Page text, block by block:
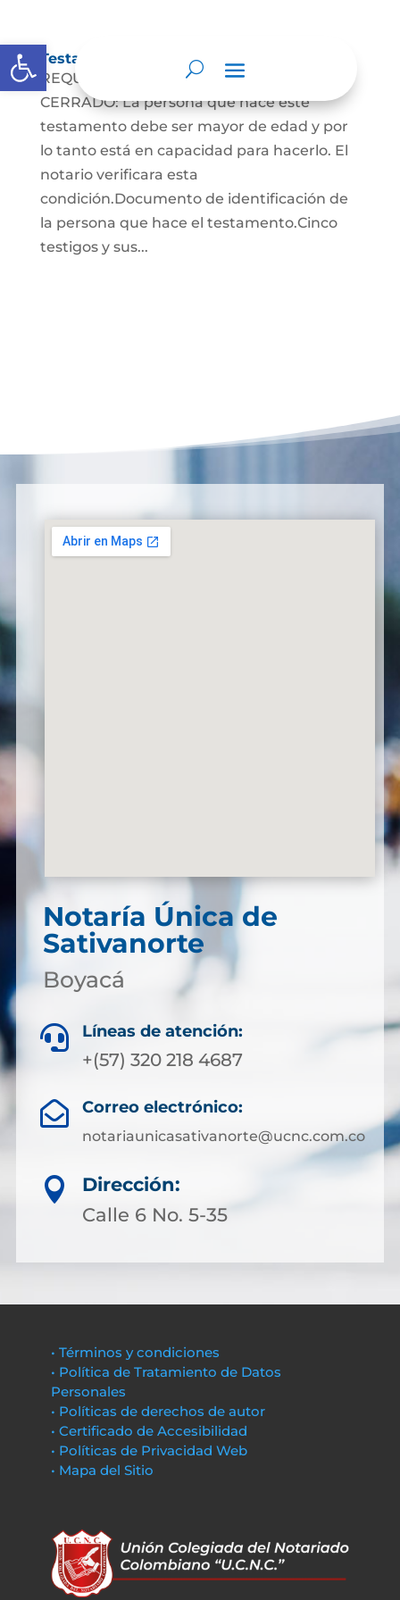
Abrir barra de herramientas
Testamento Cerrado
REQUISITOS PARA EL TESTAMENTO
CERRADO: La persona que hace este
testamento debe ser mayor de edad y por
lo tanto está en capacidad para hacerlo. El
notario verificara esta
condición.Documento de identificación de
la persona que hace el testamento.Cinco
testigos y sus...
Notaría Única de
Sativanorte
Boyacá
 Líneas de atención:
+(57) 320 218 4687
 Correo electrónico:
notariaunicasativanorte@ucnc.com.co

Dirección:
Calle 6 No. 5-35
• Términos y condiciones
• Política de Tratamiento de Datos
Personales
• Políticas de derechos de autor
• Certificado de Accesibilidad
• Políticas de Privacidad Web
• Mapa del Sitio